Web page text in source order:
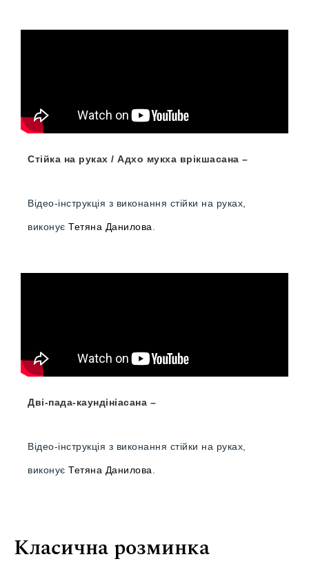
Стійка на руках / Адхо мукха врікшасана –
Відео-інструкція з виконання стійки на руках,
виконує Тетяна Данилова.
Дві-пада-каундініасана –
Відео-інструкція з виконання стійки на руках,
виконує Тетяна Данилова.
Класична розминка